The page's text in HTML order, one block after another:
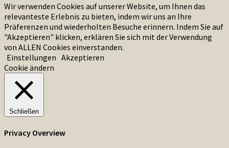
Wir verwenden Cookies auf unserer Website, um Ihnen das
relevanteste Erlebnis zu bieten, indem wir uns an Ihre
Präferenzen und wiederholten Besuche erinnern. Indem Sie auf
"Akzeptieren" klicken, erklären Sie sich mit der Verwendung
von ALLEN Cookies einverstanden.
Einstellungen Akzeptieren
Cookie ändern
Schließen
Privacy Overview